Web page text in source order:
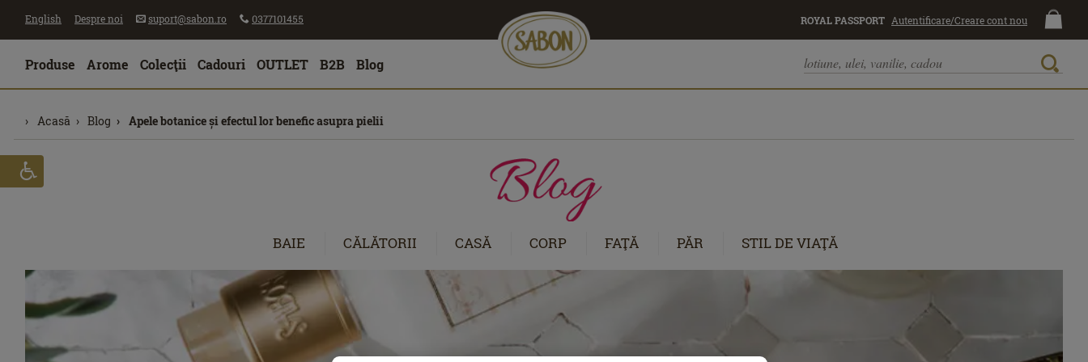
English Despre noi suport@sabon.ro 0377101455 ROYAL PASSPORT Autentificare/Creare cont nou
Produse Arome Colecţii Cadouri OUTLET B2B Blog
Acasă Blog Apele botanice și efectul lor benefic asupra pielii
BAIE CĂLĂTORII CASĂ CORP FAŢĂ PĂR STIL DE VIAŢĂ